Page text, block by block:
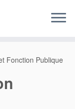
Fonction Publique